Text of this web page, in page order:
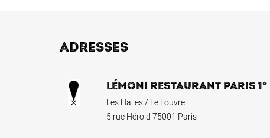
ADRESSES
LÉMONI RESTAURANT PARIS 1°
Les Halles / Le Louvre
5 rue Hérold 75001 Paris